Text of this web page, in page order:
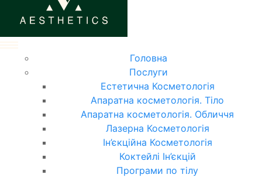
Головна
Послуги
Естетична Косметологія
Апаратна косметологія. Тіло
Апаратна косметологія. Обличчя
Лазерна Косметологія
Ін’єкційна Косметологія
Коктейлі Ін’єкцій
Програми по тілу